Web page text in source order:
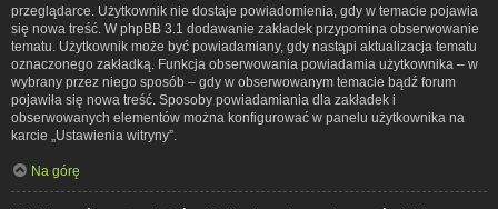
przeglądarce. Użytkownik nie dostaje powiadomienia, gdy w temacie pojawia
się nowa treść. W phpBB 3.1 dodawanie zakładek przypomina obserwowanie
tematu. Użytkownik może być powiadamiany, gdy nastąpi aktualizacja tematu
oznaczonego zakładką. Funkcja obserwowania powiadamia użytkownika – w
wybrany przez niego sposób – gdy w obserwowanym temacie bądź forum
pojawiła się nowa treść. Sposoby powiadamiania dla zakładek i
obserwowanych elementów można konfigurować w panelu użytkownika na
karcie „Ustawienia witryny”.
Na górę